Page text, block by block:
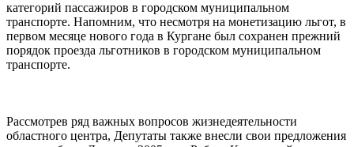
категорий пассажиров в городском муниципальном
транспорте. Напомним, что несмотря на монетизацию льгот, в
первом месяце нового года в Кургане был сохранен прежний
порядок проезда льготников в городском муниципальном
транспорте.
Рассмотрев ряд важных вопросов жизнедеятельности
областного центра, Депутаты также внесли свои предложения